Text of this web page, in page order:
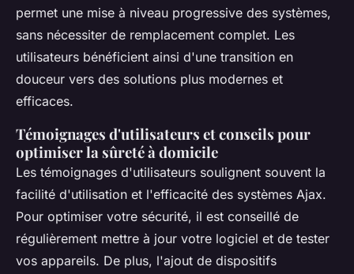
permet une mise à niveau progressive des systèmes,
sans nécessiter de remplacement complet. Les
utilisateurs bénéficient ainsi d'une transition en
douceur vers des solutions plus modernes et
efficaces.
Témoignages d'utilisateurs et conseils pour
optimiser la sûreté à domicile
Les témoignages d'utilisateurs soulignent souvent la
facilité d'utilisation et l'efficacité des systèmes Ajax.
Pour optimiser votre sécurité, il est conseillé de
régulièrement mettre à jour votre logiciel et de tester
vos appareils. De plus, l'ajout de dispositifs